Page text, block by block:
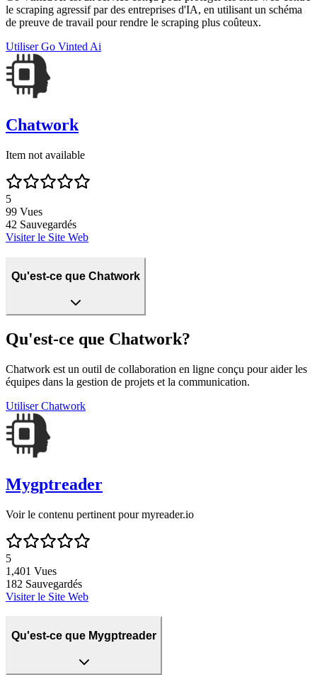
le scraping agressif par des entreprises d'IA, en utilisant un schéma
de preuve de travail pour rendre le scraping plus coûteux.
Utiliser Go Vinted Ai
Chatwork
Item not available
5
99 Vues
42 Sauvegardés
Visiter le Site Web
Qu'est-ce que Chatwork
Qu'est-ce que Chatwork?
Chatwork est un outil de collaboration en ligne conçu pour aider les
équipes dans la gestion de projets et la communication.
Utiliser Chatwork
Mygptreader
Voir le contenu pertinent pour myreader.io
5
1,401 Vues
182 Sauvegardés
Visiter le Site Web
Qu'est-ce que Mygptreader